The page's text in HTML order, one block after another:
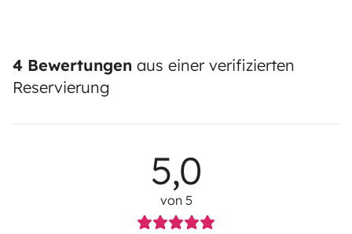
4 Bewertungen aus einer verifizierten
Reservierung
5,0
von 5